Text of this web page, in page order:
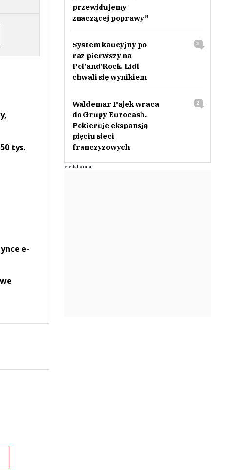
tys.
e-
przewidujemy
znaczącej poprawy”
System kaucyjny po
raz pierwszy na
Pol‘and‘Rock. Lidl
chwali się wynikiem
3
Waldemar Pajek wraca
do Grupy Eurocash.
Pokieruje ekspansją
pięciu sieci
franczyzowych
2